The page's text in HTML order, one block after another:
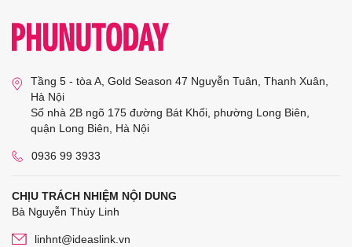
Tầng 5 - tòa A, Gold Season 47 Nguyễn Tuân, Thanh Xuân,
Hà Nội
Số nhà 2B ngõ 175 đường Bát Khối, phường Long Biên,
quận Long Biên, Hà Nội
0936 99 3933
CHỊU TRÁCH NHIỆM NỘI DUNG
Bà Nguyễn Thùy Linh
linhnt@ideaslink.vn